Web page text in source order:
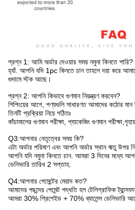
প্রশ্ন 1: আমি অর্ডার দেওয়ার সময় নমুনা কিনতে পারি?
হ্যাঁ. আপনি যদি 1pc কিনতে চান তাহলে দয়া করে
গুদামে স্টক আছে।
প্রশ্ন 2: আপনি কিভাবে গুণমান নিয়ন্ত্রণ করবেন?
শিপিংয়ের আগে, পণ্যগুলি সাধারণত আমাদের কঠোর মান
তিনটি প্রক্রিয়া নিয়ে গঠিতঃ
কাঁচামালের গুণমান পরীক্ষা, প্যাকেজিং গুণমান
Q3:আপনার নেতৃত্বের সময় কি?
এটা অর্ডার পরিমাণ এবং আপনি অর্ডার স্থান ঋতু উপর
আপনি যদি নমুনা কিনতে চান. আমরা 3 দিনের মধ্যে
ডেলিভারি তারিখ 2 সপ্তাহ.
Q4:আপনার পেমেন্টের মেয়াদ কত?
আমাদের পছন্দের পেমেন্ট পদ্ধতি হল টেলিগ্রাফিক
আমরা 30% প্রিপেইড + 70% ব্যালেন্স ডেলিভারি